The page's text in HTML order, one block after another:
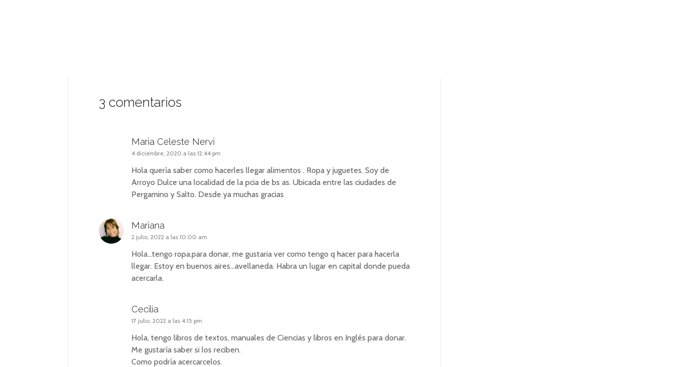
3 comentarios
Maria Celeste Nervi
4 diciembre, 2020 a las 12:44 pm
Hola quería saber como hacerles llegar alimentos . Ropa y juguetes. Soy de
Arroyo Dulce una localidad de la pcia de bs as. Ubicada entre las ciudades de
Pergamino y Salto. Desde ya muchas gracias
Mariana
2 julio, 2022 a las 10:00 am
Hola…tengo ropa.para donar, me gustaria ver como tengo q hacer para hacerla
llegar. Estoy en buenos aires…avellaneda. Habra un lugar en capital donde pueda
acercarla.
Cecilia
17 julio, 2022 a las 4:15 pm
Hola, tengo libros de textos, manuales de Ciencias y libros en Inglés para donar.
Me gustaría saber si los reciben.
Como podría acercarcelos.